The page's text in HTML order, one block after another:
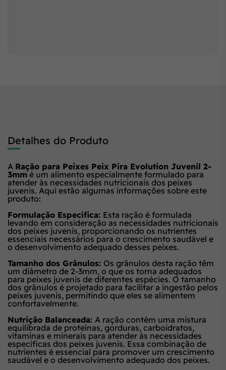
Detalhes do Produto
A Ração para Peixes Peix Pira Evolution Juvenil 2-
3mmé um alimento especialmente formulado para
atender às necessidades nutricionais dos peixes
juvenis. Aqui estão algumas informações sobre este
produto:
Formulação Específica: Esta ração é formulada
levando em consideração as necessidades nutricionais
dos peixes juvenis, proporcionando os nutrientes
essenciais necessários para o crescimento saudável e
o desenvolvimento adequado desses peixes.
Tamanho dos Grânulos: Os grânulos desta ração têm
um diâmetro de 2-3mm, o que os torna adequados
para peixes juvenis de diferentes espécies. O tamanho
dos grânulos é projetado para facilitar a ingestão pelos
peixes juvenis, permitindo que eles se alimentem
confortavelmente.
Nutrição Balanceada: A ração contém uma mistura
equilibrada de proteínas, gorduras, carboidratos,
vitaminas e minerais para atender às necessidades
específicas dos peixes juvenis. Essa combinação de
nutrientes é essencial para promover um crescimento
saudável e o desenvolvimento adequado dos peixes.